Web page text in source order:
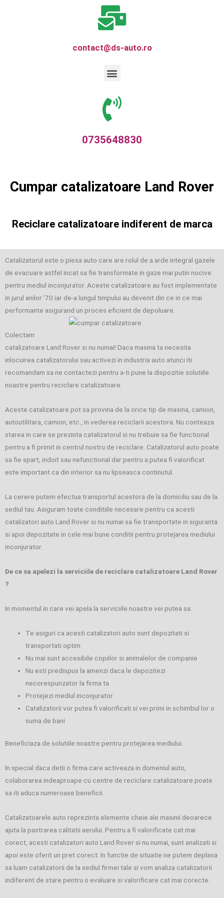
contact@ds-auto.ro
0735648830
Cumpar catalizatoare Land Rover
Reciclare catalizatoare indiferent de marca
Catalizatorul este o piesa auto care are rolul de a arde integral gazele
de evacuare astfel incat sa fie transformate in gaze mai putin nocive
pentru mediul inconjurator. Aceste catalizatoare au fost implementate
in jurul anilor ’70 iar de-a lungul timpului au devenit din ce in ce mai
performante asigurand un proces eficient de depoluare.
Colectam
catalizatoare Land Rover si nu numai! Daca masina ta necesita
inlocuirea catalizatorului sau activezi in industria auto atunci iti
recomandam sa ne contactezi pentru a-ti pune la dispozitie solutiile
noastre pentru reciclare catalizatoare.
Aceste catalizatoare pot sa provina de la orice tip de masina, camion,
autoutilitara, camion, etc., in vederea reciclarii acestora. Nu conteaza
starea in care se prezinta catalizatorul si nu trebuie sa fie functional
pentru a fi primit in centrul nostru de reciclare. Catalizatorul auto poate
sa fie spart, indoit sau nefunctional dar pentru a putea fi valorificat
este important ca din interior sa nu lipseasca continutul.
La cerere putem efectua transportul acestora de la domiciliu sau de la
sediul tau. Asiguram toate conditiile necesare pentru ca acesti
catalizatori auto Land Rover si nu numai sa fie transportate in siguranta
si apoi depozitate in cele mai bune conditii pentru protejarea mediului
inconjurator.
De ce sa apelezi la serviciile de reciclare catalizatoare Land Rover
?
In momentul in care vei apela la serviciile noastre vei putea sa:
Te asiguri ca acesti catalizatori auto sunt depozitati si
transportati optim
Nu mai sunt accesibile copiilor si animalelor de companie
Nu esti predispus la amenzi daca le depozitezi
necorespunzator la firma ta
Protejezi mediul inconjurator
Catalizatorii vor putea fi valorificati si vei primi in schimbul lor o
suma de bani
Beneficiaza de solutiile noastre pentru protejarea mediului.
In special daca detii o firma care activeaza in domeniul auto,
colaborarea indeaproape cu centre de reciclare catalizatoare poate
sa iti aduca numeroase beneficii.
Catalizatoarele auto reprezinta elemente cheie ale masinii deoarece
ajuta la pastrarea calitatii aerului. Pentru a fi valorificate cat mai
corect, acesti catalizatori auto Land Rover si nu numai, sunt analizati si
apoi este oferit un pret corect. In functie de situatie ne putem deplasa
sa luam catalizatorii de la sediul firmei tale si vom analiza catalizatorii
indiferent de stare pentru o evaluare si valorificare cat mai corecte.